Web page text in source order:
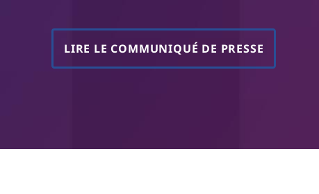
LIRE LE COMMUNIQUÉ DE PRESSE